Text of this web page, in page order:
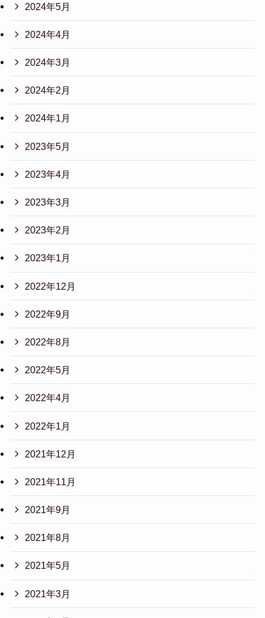
2024年5月
2024年4月
2024年3月
2024年2月
2024年1月
2023年5月
2023年4月
2023年3月
2023年2月
2023年1月
2022年12月
2022年9月
2022年8月
2022年5月
2022年4月
2022年1月
2021年12月
2021年11月
2021年9月
2021年8月
2021年5月
2021年3月